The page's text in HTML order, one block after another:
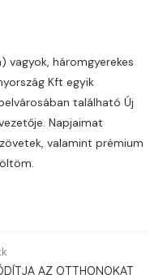
vagyok, háromgyerekes
Kft egyik
található Új
Napjaimat
valamint prémium
AZ OTTHONOKAT